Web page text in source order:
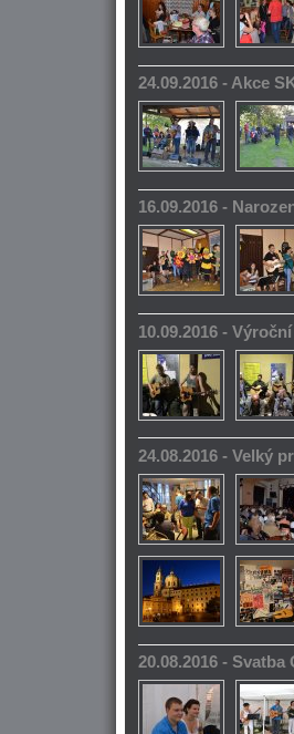
24.09.2016 - Akce
16.09.2016 -
10.09.2016 -
24.08.2016 - Velký
20.08.2016 -